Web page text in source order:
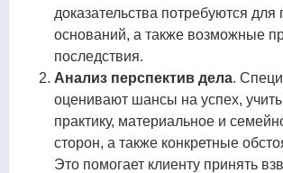
доказательства потребуются
оснований, а также возможные
последствия.
Анализ перспектив дела.
оценивают шансы на успех,
практику, материальное и
сторон, а также конкретные
Это помогает клиенту принять